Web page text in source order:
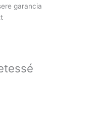
garancia